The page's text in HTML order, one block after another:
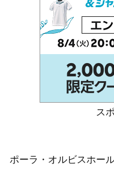
ス
ポーラ・オルビスホー